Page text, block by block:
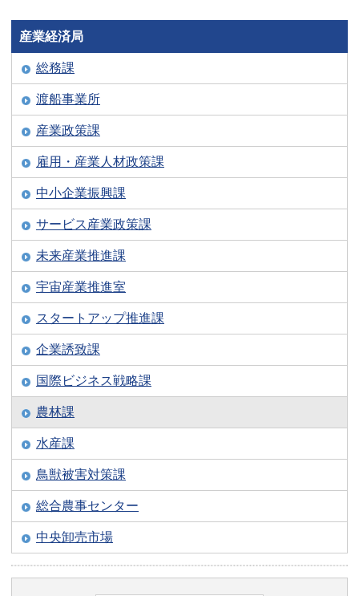
産業経済局
総務課
渡船事業所
産業政策課
雇用・産業人材政策課
中小企業振興課
サービス産業政策課
未来産業推進課
宇宙産業推進室
スタートアップ推進課
企業誘致課
国際ビジネス戦略課
農林課
水産課
鳥獣被害対策課
総合農事センター
中央卸売市場